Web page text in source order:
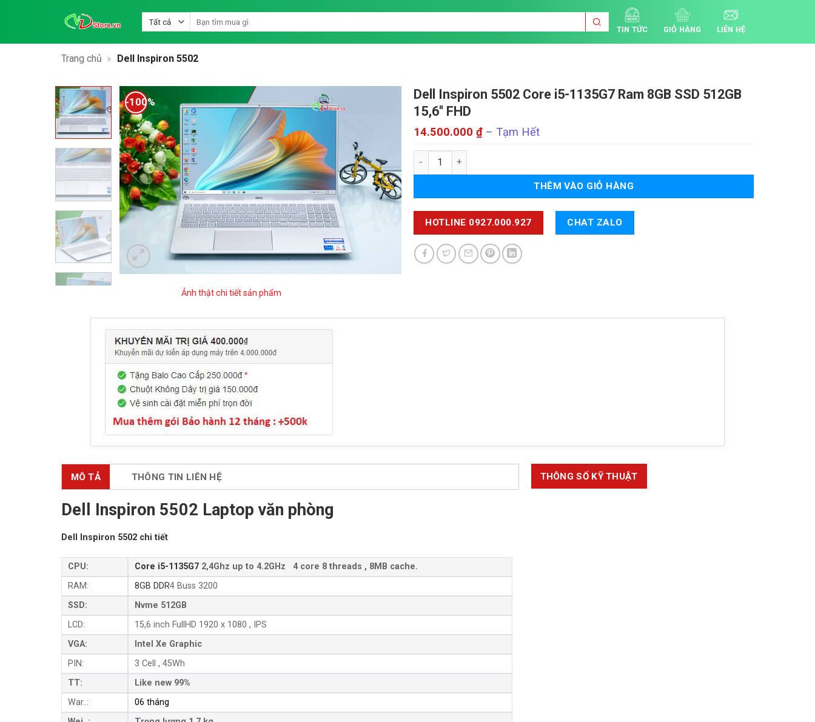
kiếm:
TIN TỨC GIỎ HÀNG LIÊN HỆ
Trang chủ » Dell Inspiron 5502
-100%
Ảnh thật chi tiết sản phẩm
Dell Inspiron 5502 Core i5-1135G7 Ram 8GB SSD 512GB
15,6'' FHD
14.500.000 ₫ – Tạm HếtKhoảng
đến
Tạm
Hết
Dell Inspiron 5502 số lượng
THÊM VÀO GIỎ HÀNG
HOTLINE 0927.000.927 CHAT ZALO
MÔ TẢ THÔNG TIN LIÊN HỆ
Dell Inspiron 5502 Laptop văn phòng
Dell Inspiron 5502 chi tiết
CPU: Core i5-1135G72,4Ghz up to 4.2GHz 4 core 8 threads , 8MB cache.
RAM:
8GB DDR4 Buss 3200
SSD:
Nvme 512GB
LCD:
15,6 inch FullHD 1920 x 1080 , IPS
VGA:
Intel Xe Graphic
PIN:
3 Cell , 45Wh
TT:
Like new 99%
War..:
06 tháng
THÔNG SỐ KỸ THUẬT